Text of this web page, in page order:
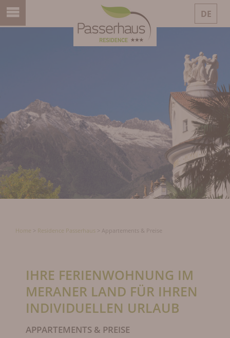
DE
EN
Home Residence Passerhaus Appartements & Preise
IHRE FERIENWOHNUNG IM
MERANER LAND FÜR IHREN
INDIVIDUELLEN URLAUB
APPARTEMENTS & PREISE